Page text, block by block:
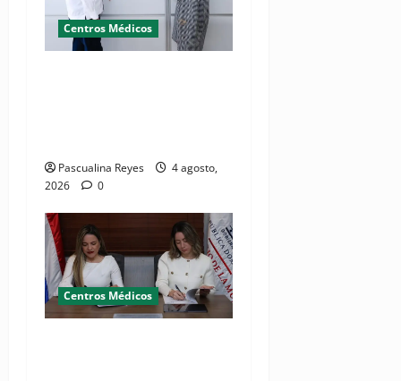
Centros Médicos
Pascualina Reyes
4 agosto,
2026
0
Centros Médicos